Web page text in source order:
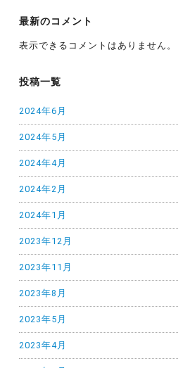
最新のコメント
表示できるコメントはありません。
投稿一覧
2024年6月
2024年5月
2024年4月
2024年2月
2024年1月
2023年12月
2023年11月
2023年8月
2023年5月
2023年4月